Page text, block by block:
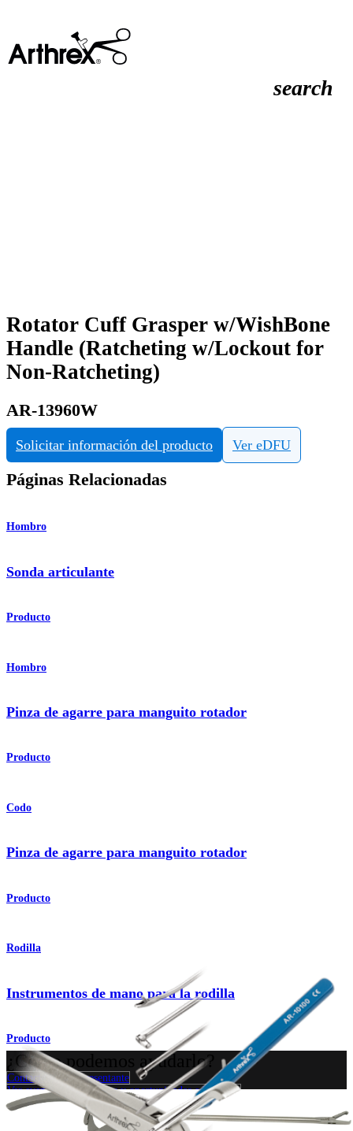
search
Rotator Cuff Grasper w/WishBone
Handle (Ratcheting w/Lockout for
Non-Ratcheting)
AR-13960W
Solicitar información del producto Ver eDFU
Páginas Relacionadas
Hombro
Sonda articulante
Producto
Hombro
Pinza de agarre para manguito rotador
Producto
Codo
Pinza de agarre para manguito rotador
Producto
Rodilla
Instrumentos de mano para la rodilla
Producto
¿Cómo podemos ayudarlo?
Contacte a un representante
Ver eventos, laboratorios y oportunidades educativas
Regístrese para recibir: ¿Qué hay de nuevo en Arthrex?
Conéctese con nosotros